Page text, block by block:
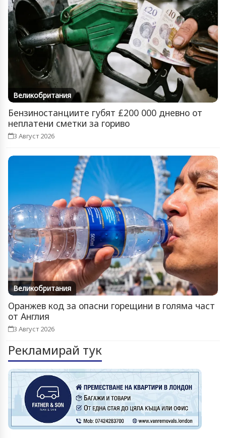
Великобритания
Бензиностанциите губят £200 000 дневно от
неплатени сметки за гориво
3 Август 2026
Великобритания
Оранжев код за опасни горещини в голяма част
от Англия
3 Август 2026
Рекламирай тук